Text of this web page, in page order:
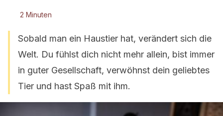
2 Minuten
Sobald man ein Haustier hat, verändert sich die
Welt. Du fühlst dich nicht mehr allein, bist immer
in guter Gesellschaft, verwöhnst dein geliebtes
Tier und hast Spaß mit ihm.